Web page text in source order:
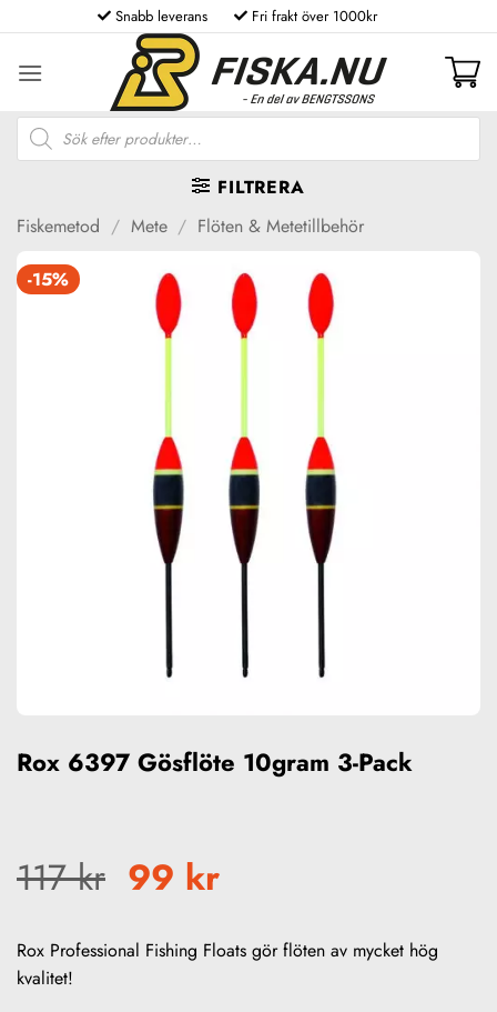
to
content
Snabb leverans Fri frakt över 1000kr
Produktsökning
FILTRERA
Fiskemetod / Mete / Flöten & Metetillbehör
-15%
Rox 6397 Gösflöte 10gram 3-Pack
117kr Det ursprungliga priset
99 krDet nuvarande
Rox Professional Fishing Floats gör flöten av mycket hög
kvalitet!